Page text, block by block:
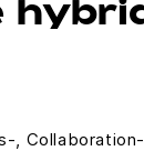
,